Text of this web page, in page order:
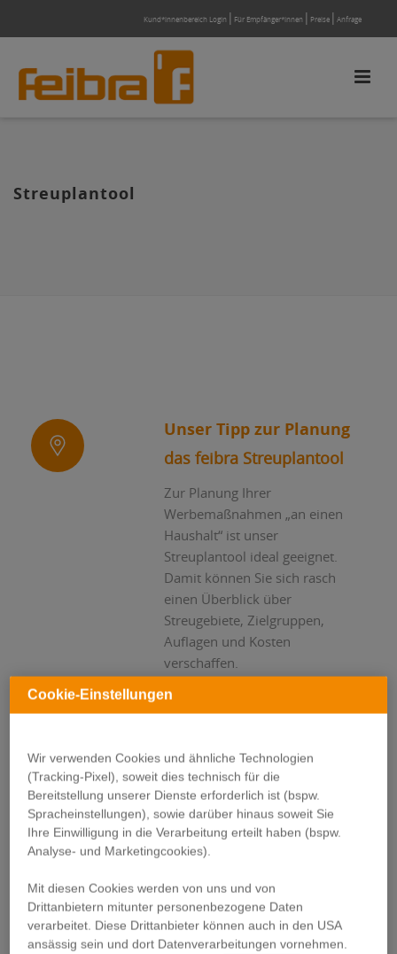
Anfrage
Preise
Für Empfänger*innen
Kund*innenbereich Login
Streuplantool
Unser Tipp zur Planung
das feibra Streuplantool
Zur Planung Ihrer
Werbemaßnahmen „an einen
Haushalt“ ist unser
Streuplantool ideal geeignet.
Damit können Sie sich rasch
einen Überblick über
Streugebiete, Zielgruppen,
Auflagen und Kosten
verschaffen.
In nur drei Schritten
mehr Kunden gewinnen
Erstellen Sie in
Sekundenschnelle Ihren ganz
individuellen Werbestreuplan
und senden Sie diesen an
unser Kundenservice zur
weiteren Bearbeitung!
DIREKT ZUM STREUPLAN-
TOOL
Cookie-Einstellungen
Wir verwenden Cookies und ähnliche Technologien
(Tracking-Pixel), soweit dies technisch für die
Bereitstellung unserer Dienste erforderlich ist (bspw.
Spracheinstellungen), sowie darüber hinaus soweit Sie
Ihre Einwilligung in die Verarbeitung erteilt haben (bspw.
Analyse- und Marketingcookies).
Mit diesen Cookies werden von uns und von
Drittanbietern mitunter personenbezogene Daten
verarbeitet. Diese Drittanbieter können auch in den USA
ansässig sein und dort Datenverarbeitungen vornehmen.